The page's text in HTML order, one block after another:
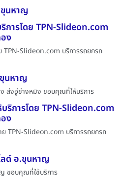
นหาญ
การโดย TPN-Slideon.com
ง
TPN-Slideon.com บริการรถยกรถ
นหาญ
ส่งอู่ช่างหมิง ขอบคุณที่ให้บริการ
ริการโดย TPN-Slideon.com
ง
ย TPN-Slideon.com บริการรถยกรถ
ลด์ อ.ขุนหาญ
ขอบคุณที่ใช้บริการ